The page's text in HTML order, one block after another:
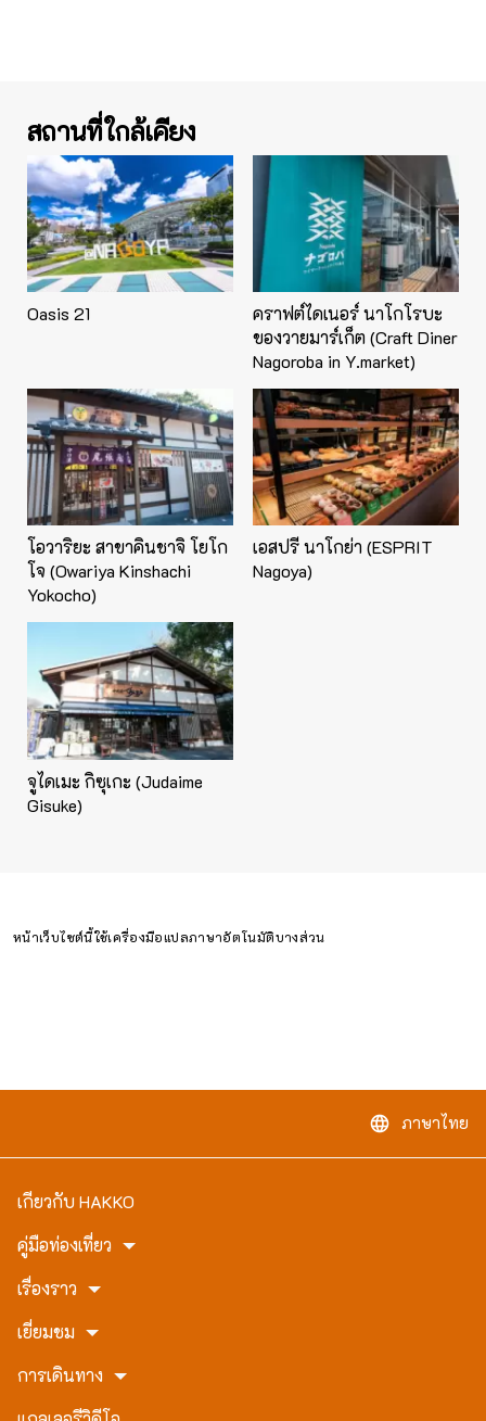
สถานที่ใกล้เคียง
Oasis 21
คราฟต์ไดเนอร์ นาโกโรบะ
ของวายมาร์เก็ต (Craft Diner
Nagoroba in Y.market)
โอวาริยะ สาขาคินชาจิ โยโก
โจ (Owariya Kinshachi
Yokocho)
เอสปรี นาโกย่า (ESPRIT
Nagoya)
จูไดเมะ กิซุเกะ (Judaime
Gisuke)
หน้าเว็บไซต์นี้ใช้เครื่องมือแปลภาษาอัตโนมัติบางส่วน
language ภาษาไทย
เกี่ยวกับ HAKKO
คู่มือท่องเที่ยว
เรื่องราว
เยี่ยมชม
การเดินทาง